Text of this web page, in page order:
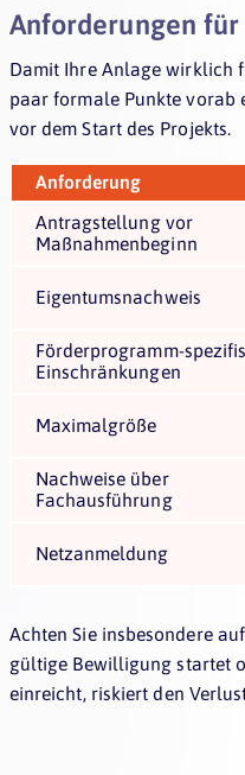
Anforderungen
Damit Ihre Anlage wirklich
paar formale Punkte vorab
vor dem Start des Projekts.
Anforderung
Antragstellung vor
Maßnahmenbeginn
Eigentumsnachweis
Förderprogramm-
Einschränkungen
Maximalgröße
Nachweise über
Fachausführung
Netzanmeldung
Achten Sie insbesondere
gültige Bewilligung startet
einreicht, riskiert den